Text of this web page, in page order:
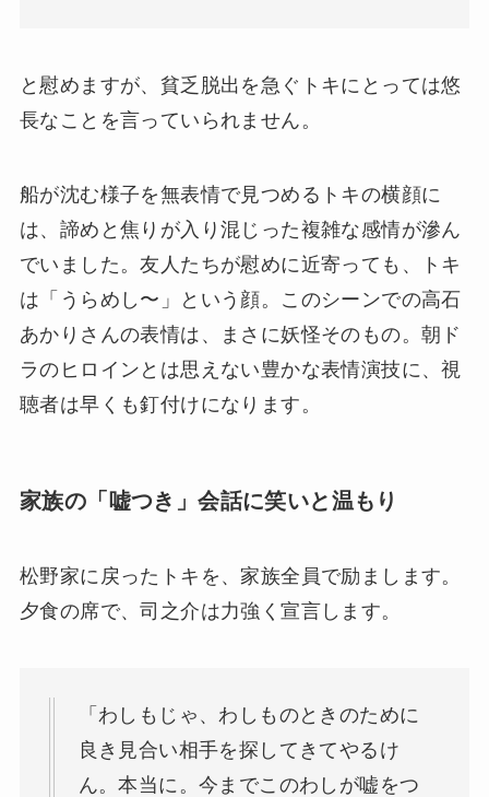
と慰めますが、貧乏脱出を急ぐトキにとっては悠
長なことを言っていられません。
船が沈む様子を無表情で見つめるトキの横顔に
は、諦めと焦りが入り混じった複雑な感情が滲ん
でいました。友人たちが慰めに近寄っても、トキ
は「うらめし〜」という顔。このシーンでの高石
あかりさんの表情は、まさに妖怪そのもの。朝ド
ラのヒロインとは思えない豊かな表情演技に、視
聴者は早くも釘付けになります。
家族の「嘘つき」会話に笑いと温もり
松野家に戻ったトキを、家族全員で励まします。
夕食の席で、司之介は力強く宣言します。
「わしもじゃ、わしものときのために
良き見合い相手を探してきてやるけ
ん。本当に。今までこのわしが嘘をつ